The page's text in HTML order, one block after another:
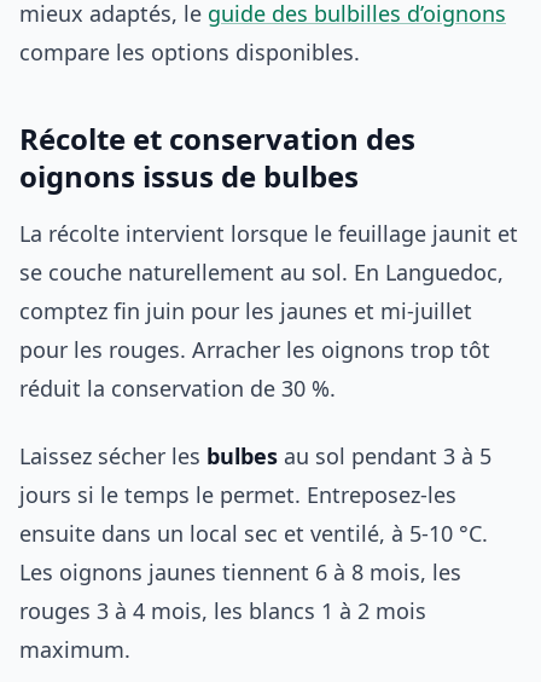
mieux adaptés, le guide des bulbilles d’oignons
compare les options disponibles.
Récolte et conservation des
oignons issus de bulbes
La récolte intervient lorsque le feuillage jaunit et
se couche naturellement au sol. En Languedoc,
comptez fin juin pour les jaunes et mi-juillet
pour les rouges. Arracher les oignons trop tôt
réduit la conservation de 30 %.
Laissez sécher les bulbes au sol pendant 3 à 5
jours si le temps le permet. Entreposez-les
ensuite dans un local sec et ventilé, à 5-10 °C.
Les oignons jaunes tiennent 6 à 8 mois, les
rouges 3 à 4 mois, les blancs 1 à 2 mois
maximum.